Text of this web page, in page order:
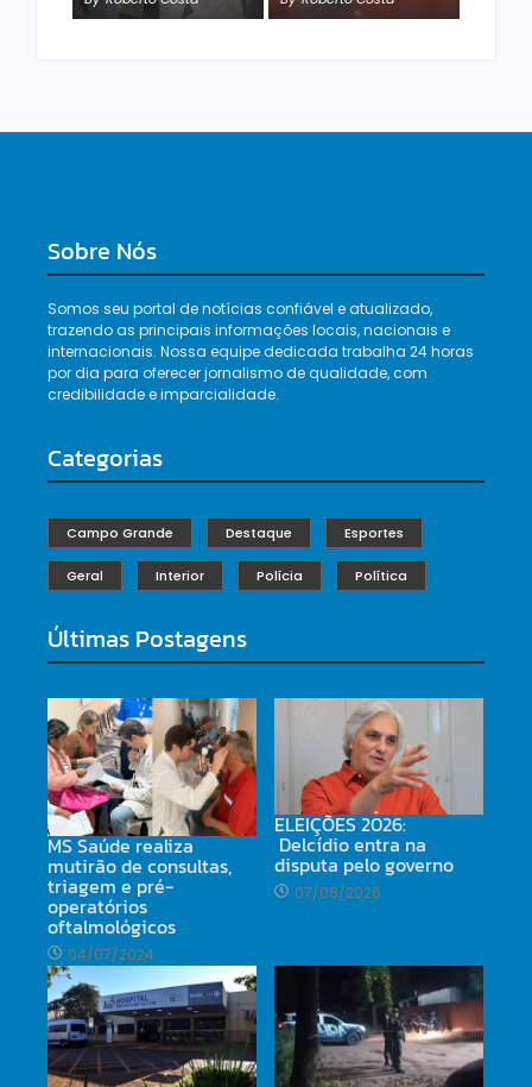
Sobre Nós
Somos seu portal de notícias confiável e atualizado,
trazendo as principais informações locais, nacionais e
internacionais. Nossa equipe dedicada trabalha 24 horas
por dia para oferecer jornalismo de qualidade, com
credibilidade e imparcialidade.
Categorias
Campo Grande Destaque Esportes
Geral Interior Polícia Política
Últimas Postagens
MS Saúde realiza
mutirão de consultas,
triagem e pré-
operatórios
oftalmológicos
04/07/2024
ELEIÇÕES 2026:
Delcídio entra na
disputa pelo governo
07/08/2026